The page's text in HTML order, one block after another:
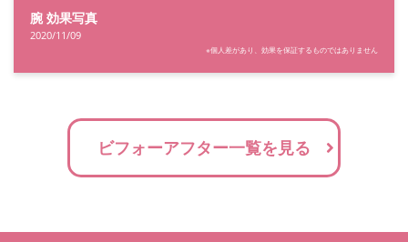
腕 効果写真
2020/11/09
※個人差があり、効果を保証するものではありません
ビフォーアフター一覧を見る